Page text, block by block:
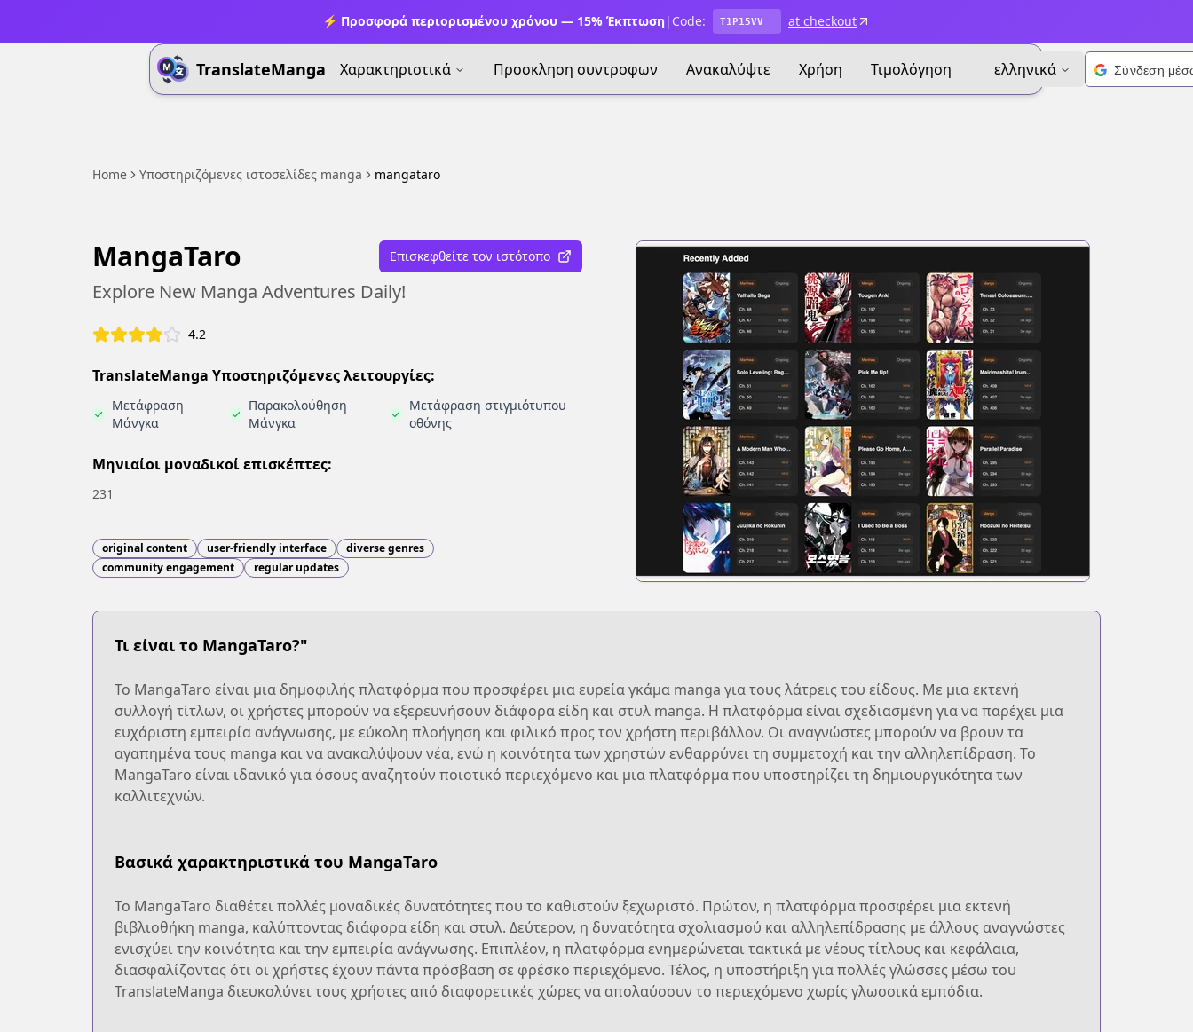
⚡ Προσφορά περιορισμένου χρόνου — 15% Έκπτωση| Code: T1P15VV at checkout
TranslateManga Χαρακτηριστικά Προσκληση συντροφων Ανακαλύψτε Χρήση Τιμολόγηση ελληνικά
Home Υποστηριζόμενες ιστοσελίδες manga mangataro
MangaTaro Επισκεφθείτε τον ιστότοπο
Explore New Manga Adventures Daily!
4.2
TranslateManga Υποστηριζόμενες λειτουργίες:
Μετάφραση
Μάνγκα
Παρακολούθηση
Μάνγκα
Μετάφραση στιγμιότυπου
οθόνης
Μηνιαίοι μοναδικοί επισκέπτες:
231
original content user-friendly interface
diverse genres
community engagement
regular updates
Τι είναι το MangaTaro?"
Το MangaTaro είναι μια δημοφιλής πλατφόρμα που προσφέρει μια ευρεία γκάμα manga για τους λάτρεις του είδους. Με μια εκτενή
συλλογή τίτλων, οι χρήστες μπορούν να εξερευνήσουν διάφορα είδη και στυλ manga. Η πλατφόρμα είναι σχεδιασμένη για να παρέχει μια
ευχάριστη εμπειρία ανάγνωσης, με εύκολη πλοήγηση και φιλικό προς τον χρήστη περιβάλλον. Οι αναγνώστες μπορούν να βρουν τα
αγαπημένα τους manga και να ανακαλύψουν νέα, ενώ η κοινότητα των χρηστών ενθαρρύνει τη συμμετοχή και την αλληλεπίδραση. Το
MangaTaro είναι ιδανικό για όσους αναζητούν ποιοτικό περιεχόμενο και μια πλατφόρμα που υποστηρίζει τη δημιουργικότητα των
καλλιτεχνών.
Βασικά χαρακτηριστικά του MangaTaro
Το MangaTaro διαθέτει πολλές μοναδικές δυνατότητες που το καθιστούν ξεχωριστό. Πρώτον, η πλατφόρμα προσφέρει μια εκτενή
βιβλιοθήκη manga, καλύπτοντας διάφορα είδη και στυλ. Δεύτερον, η δυνατότητα σχολιασμού και αλληλεπίδρασης με άλλους αναγνώστες
ενισχύει την κοινότητα και την εμπειρία ανάγνωσης. Επιπλέον, η πλατφόρμα ενημερώνεται τακτικά με νέους τίτλους και κεφάλαια,
διασφαλίζοντας ότι οι χρήστες έχουν πάντα πρόσβαση σε φρέσκο περιεχόμενο. Τέλος, η υποστήριξη για πολλές γλώσσες μέσω του
TranslateManga διευκολύνει τους χρήστες από διαφορετικές χώρες να απολαύσουν το περιεχόμενο χωρίς γλωσσικά εμπόδια.